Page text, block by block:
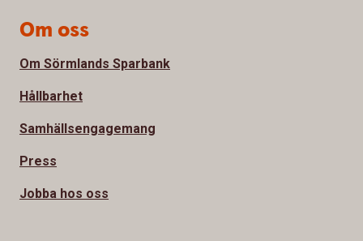
Om oss
Om Sörmlands Sparbank
Hållbarhet
Samhällsengagemang
Press
Jobba hos oss